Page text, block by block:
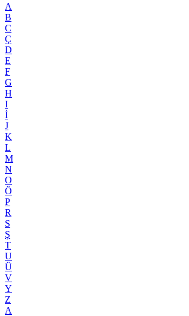
A
B
C
Ç
D
E
F
G
H
I
İ
J
K
L
M
N
O
Ö
P
R
S
Ş
T
U
Ü
V
Y
Z
A